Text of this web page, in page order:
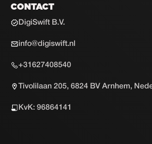
CONTACT
DigiSwift B.V.
info@digiswift.nl
+31627408540
Tivolilaan 205, 6824 BV Arnhem,
KvK: 96864141